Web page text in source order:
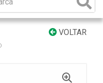
VOLTAR